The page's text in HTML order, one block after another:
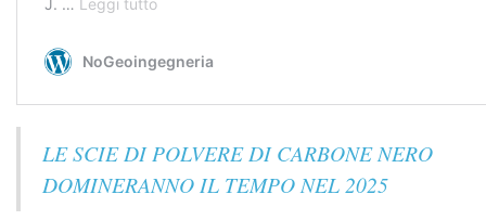
LE SCIE DI POLVERE DI CARBONE NERO
DOMINERANNO IL TEMPO NEL 2025